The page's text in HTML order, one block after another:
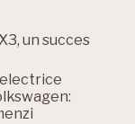
un succes